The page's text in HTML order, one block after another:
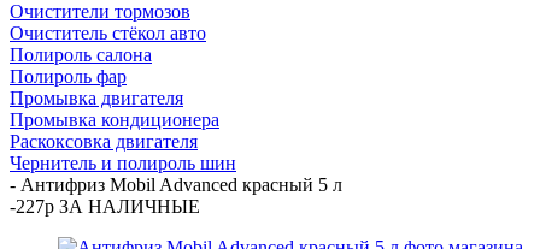
Очистители тормозов
Очиститель стёкол авто
Полироль салона
Полироль фар
Промывка двигателя
Промывка кондиционера
Раскоксовка двигателя
Чернитель и полироль шин
- Антифриз Mobil Advanced красный 5 л
-227р ЗА НАЛИЧНЫЕ